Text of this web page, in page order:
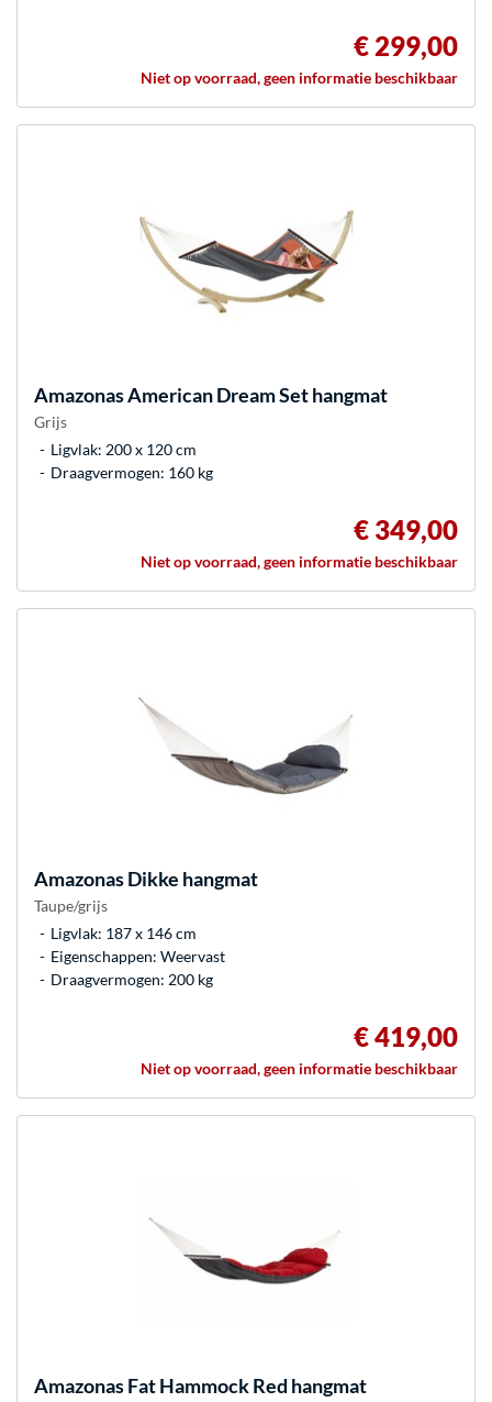
€ 299,00
Niet op voorraad, geen informatie beschikbaar
AmazonasAmerican Dream Set hangmat
Grijs
Ligvlak: 200 x 120 cm
Draagvermogen: 160 kg
€ 349,00
Niet op voorraad, geen informatie beschikbaar
AmazonasDikke hangmat
Taupe/grijs
Ligvlak: 187 x 146 cm
Eigenschappen: Weervast
Draagvermogen: 200 kg
€ 419,00
Niet op voorraad, geen informatie beschikbaar
AmazonasFat Hammock Red hangmat